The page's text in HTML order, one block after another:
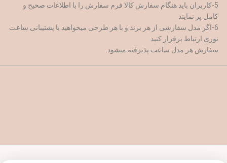
5-کاربران باید هنگام سفارش کالا فرم سفارش را با اطلاعات صحیح و
کامل پر نمایند
6-اگر مدل سفارشی از هر برند و با هر طرحی میخواهید با پشتیبانی ساعت
نوری ارتباط برقرار کنید
سفارش هر مدل ساعت پذیرفته میشود.